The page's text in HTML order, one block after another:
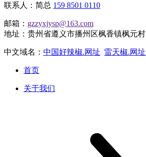
联系人：简总 159 8501 0110
邮箱： gzzyxjysp@163.com
地址：贵州省遵义市播州区枫香镇枫元村
中文域名： 中国好辣椒.网址 雷天椒.网址
首页
关于我们